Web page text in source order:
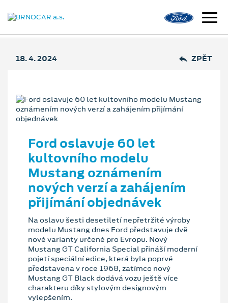
18. 4. 2024 ZPĚT
Ford oslavuje 60 let
kultovního modelu
Mustang oznámením
nových verzí a zahájením
přijímání objednávek
Na oslavu šesti desetiletí nepřetržité výroby
modelu Mustang dnes Ford představuje dvě
nové varianty určené pro Evropu. Nový
Mustang GT California Special přináší moderní
pojetí speciální edice, která byla poprvé
představena v roce 1968, zatímco nový
Mustang GT Black dodává vozu ještě více
charakteru díky stylovým designovým
vylepšením.